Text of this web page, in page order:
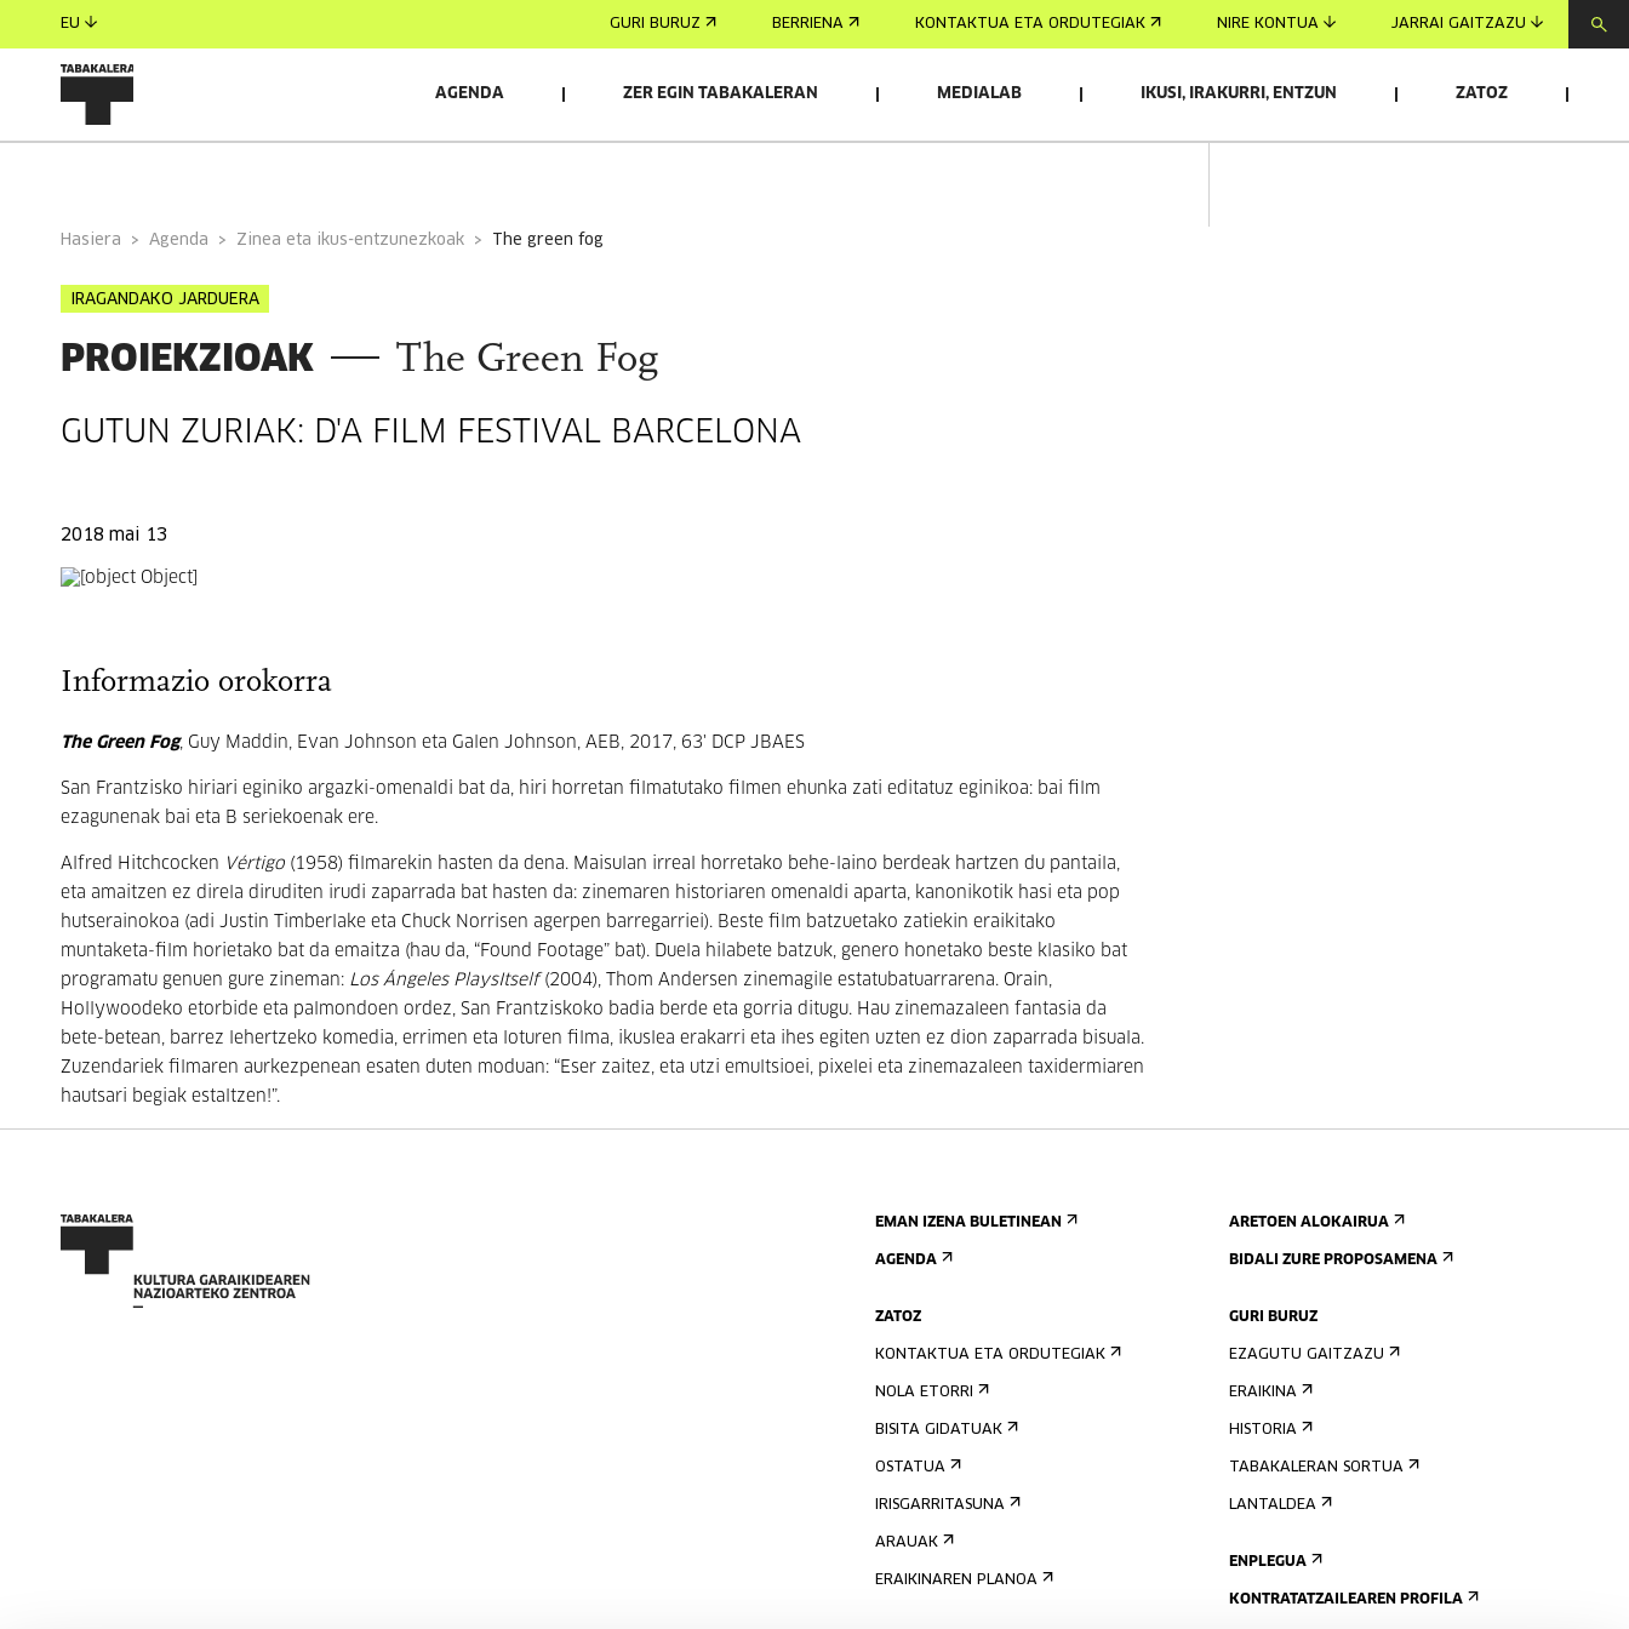
EU GURI BURUZ BERRIENA KONTAKTUA ETA ORDUTEGIAK NIRE KONTUA JARRAI GAITZAZU
AGENDA ZER EGIN TABAKALERAN MEDIALAB IKUSI, IRAKURRI, ENTZUN ZATOZ
Hasiera Agenda Zinea eta ikus-entzunezkoak the green fog
IRAGANDAKO JARDUERA
PROIEKZIOAK The Green Fog
GUTUN ZURIAK: D'A FILM FESTIVAL BARCELONA
2018 mai 13
Informazio orokorra
The Green Fog, Guy Maddin, Evan Johnson eta Galen Johnson, AEB, 2017, 63' DCP JBAES
San Frantzisko hiriari eginiko argazki-omenaldi bat da, hiri horretan filmatutako filmen ehunka zati editatuz eginikoa: bai film
ezagunenak bai eta B seriekoenak ere.
Alfred Hitchcocken Vértigo (1958) filmarekin hasten da dena. Maisulan irreal horretako behe-laino berdeak hartzen du pantaila,
eta amaitzen ez direla diruditen irudi zaparrada bat hasten da: zinemaren historiaren omenaldi aparta, kanonikotik hasi eta pop
hutserainokoa (adi Justin Timberlake eta Chuck Norrisen agerpen barregarriei). Beste film batzuetako zatiekin eraikitako
muntaketa-film horietako bat da emaitza (hau da, “Found Footage” bat). Duela hilabete batzuk, genero honetako beste klasiko bat
programatu genuen gure zineman: Los Ángeles PlaysItself (2004), Thom Andersen zinemagile estatubatuarrarena. Orain,
Hollywoodeko etorbide eta palmondoen ordez, San Frantziskoko badia berde eta gorria ditugu. Hau zinemazaleen fantasia da
bete-betean, barrez lehertzeko komedia, errimen eta loturen filma, ikuslea erakarri eta ihes egiten uzten ez dion zaparrada bisuala.
Zuzendariek filmaren aurkezpenean esaten duten moduan: “Eser zaitez, eta utzi emultsioei, pixelei eta zinemazaleen taxidermiaren
hautsari begiak estaltzen!”.
EMAN IZENA BULETINEAN
AGENDA
ZATOZ
KONTAKTUA ETA ORDUTEGIAK
NOLA ETORRI
BISITA GIDATUAK
OSTATUA
IRISGARRITASUNA
ARAUAK
ERAIKINAREN PLANOA
ARETOEN ALOKAIRUA
BIDALI ZURE PROPOSAMENA
GURI BURUZ
EZAGUTU GAITZAZU
ERAIKINA
HISTORIA
TABAKALERAN SORTUA
LANTALDEA
ENPLEGUA
KONTRATATZAILEAREN PROFILA